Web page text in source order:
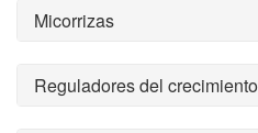
Micorrizas
Reguladores del crecimiento